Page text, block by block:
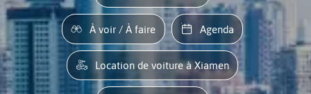
À voir / À faire Agenda
Location de voiture à Xiamen